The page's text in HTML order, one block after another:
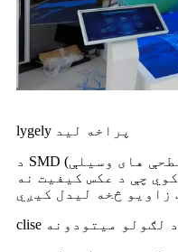
lygely پراخه لید
د SMD (د سطحې های وسیلې) ټیکنالوژي، دا پراخه
چې د عکس کیفیت نه
clise د لګولو میتودونه